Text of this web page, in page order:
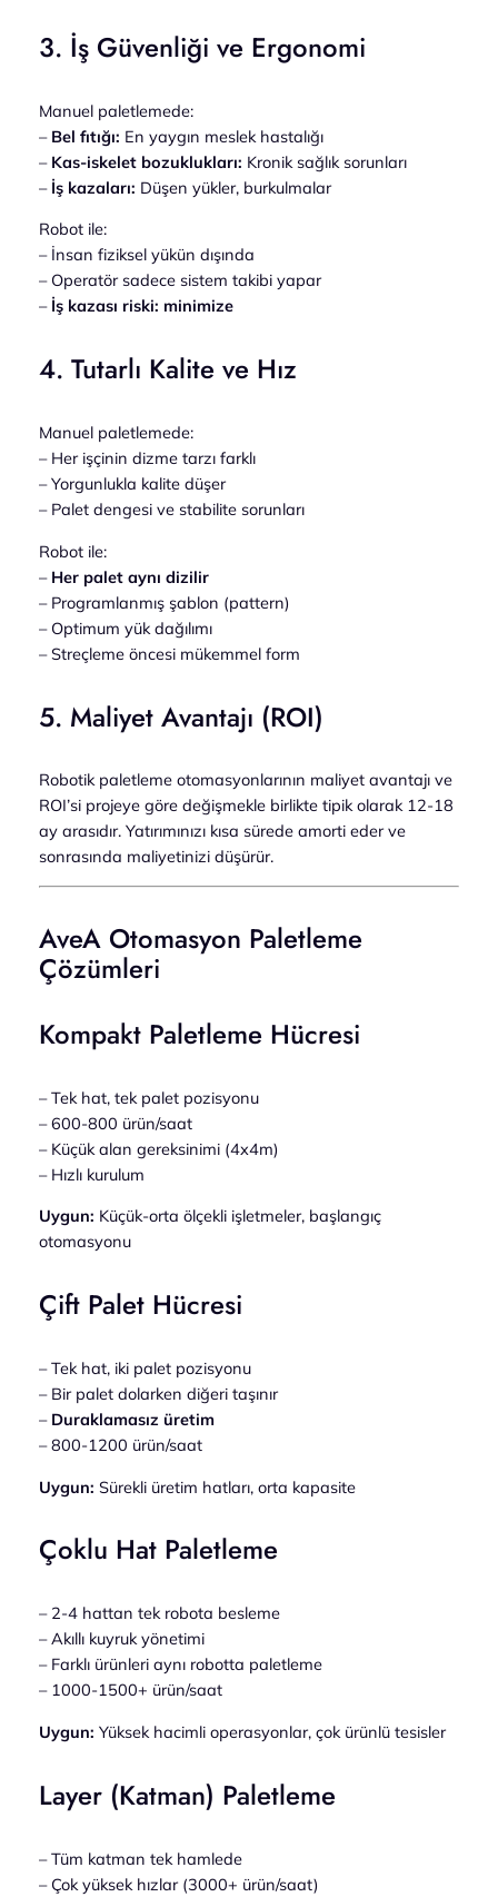
3. İş Güvenliği ve Ergonomi
Manuel paletlemede:
– Bel fıtığı: En yaygın meslek hastalığı
– Kas-iskelet bozuklukları: Kronik sağlık sorunları
– İş kazaları: Düşen yükler, burkulmalar
Robot ile:
– İnsan fiziksel yükün dışında
– Operatör sadece sistem takibi yapar
– İş kazası riski: minimize
4. Tutarlı Kalite ve Hız
Manuel paletlemede:
– Her işçinin dizme tarzı farklı
– Yorgunlukla kalite düşer
– Palet dengesi ve stabilite sorunları
Robot ile:
– Her palet aynı dizilir
– Programlanmış şablon (pattern)
– Optimum yük dağılımı
– Streçleme öncesi mükemmel form
5. Maliyet Avantajı (ROI)
Robotik paletleme otomasyonlarının maliyet avantajı ve
ROI’si projeye göre değişmekle birlikte tipik olarak 12-18
ay arasıdır. Yatırımınızı kısa sürede amorti eder ve
sonrasında maliyetinizi düşürür.
AveA Otomasyon Paletleme
Çözümleri
Kompakt Paletleme Hücresi
– Tek hat, tek palet pozisyonu
– 600-800 ürün/saat
– Küçük alan gereksinimi (4x4m)
– Hızlı kurulum
Uygun: Küçük-orta ölçekli işletmeler, başlangıç
otomasyonu
Çift Palet Hücresi
– Tek hat, iki palet pozisyonu
– Bir palet dolarken diğeri taşınır
– Duraklamasız üretim
– 800-1200 ürün/saat
Uygun: Sürekli üretim hatları, orta kapasite
Çoklu Hat Paletleme
– 2-4 hattan tek robota besleme
– Akıllı kuyruk yönetimi
– Farklı ürünleri aynı robotta paletleme
– 1000-1500+ ürün/saat
Uygun: Yüksek hacimli operasyonlar, çok ürünlü tesisler
Layer (Katman) Paletleme
– Tüm katman tek hamlede
– Çok yüksek hızlar (3000+ ürün/saat)